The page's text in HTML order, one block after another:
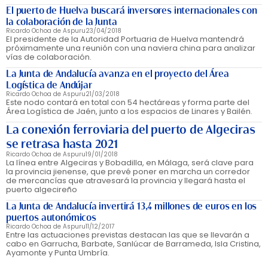
El puerto de Huelva buscará inversores internacionales con
la colaboración de la Junta
Ricardo Ochoa de Aspuru23/04/2018
El presidente de la Autoridad Portuaria de Huelva mantendrá
próximamente una reunión con una naviera china para analizar
vías de colaboración.
La Junta de Andalucía avanza en el proyecto del Área
Logística de Andújar
Ricardo Ochoa de Aspuru21/03/2018
Este nodo contará en total con 54 hectáreas y forma parte del
Área Logística de Jaén, junto a los espacios de Linares y Bailén.
La conexión ferroviaria del puerto de Algeciras
se retrasa hasta 2021
Ricardo Ochoa de Aspuru19/01/2018
La línea entre Algeciras y Bobadilla, en Málaga, será clave para
la provincia jienense, que prevé poner en marcha un corredor
de mercancías que atravesará la provincia y llegará hasta el
puerto algecireño
La Junta de Andalucía invertirá 13,4 millones de euros en los
puertos autonómicos
Ricardo Ochoa de Aspuru11/12/2017
Entre las actuaciones previstas destacan las que se llevarán a
cabo en Garrucha, Barbate, Sanlúcar de Barrameda, Isla Cristina,
Ayamonte y Punta Umbría.